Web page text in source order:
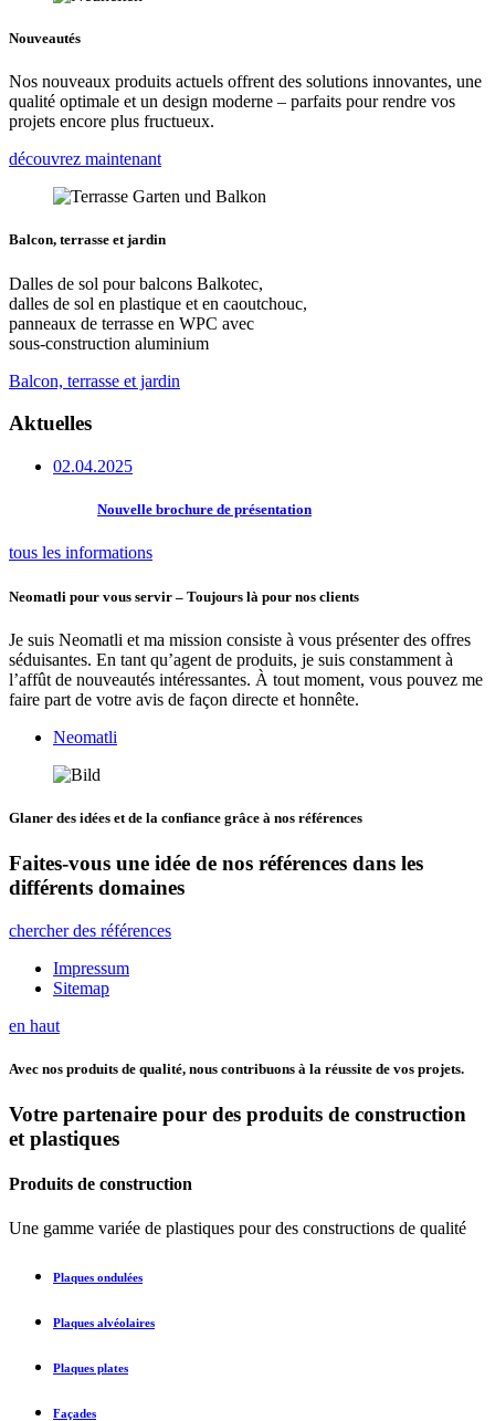
Nouveautés
Nos nouveaux produits actuels offrent des solutions innovantes, une
qualité optimale et un design moderne – parfaits pour rendre vos
projets encore plus fructueux.
découvrez maintenant
Balcon, terrasse et jardin
Dalles de sol pour balcons Balkotec,
dalles de sol en plastique et en caoutchouc,
panneaux de terrasse en WPC avec
sous-construction aluminium
Balcon, terrasse et jardin
Aktuelles
02.04.2025
Nouvelle brochure de présentation
tous les informations
Neomatli pour vous servir – Toujours là pour nos clients
Je suis Neomatli et ma mission consiste à vous présenter des offres
séduisantes. En tant qu’agent de produits, je suis constamment à
l’affût de nouveautés intéressantes. À tout moment, vous pouvez me
faire part de votre avis de façon directe et honnête.
Neomatli
Glaner des idées et de la confiance grâce à nos références
Faites-vous une idée de nos références dans les
différents domaines
chercher des références
Impressum
Sitemap
en haut
Avec nos produits de qualité, nous contribuons à la réussite de vos projets.
Votre partenaire pour des produits de construction
et plastiques
Produits de construction
Une gamme variée de plastiques pour des constructions de qualité
Plaques ondulées
Plaques alvéolaires
Plaques plates
Façades